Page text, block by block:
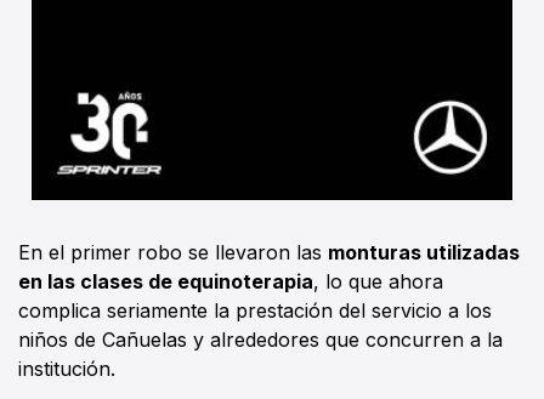
En el primer robo se llevaron las monturas utilizadas
en las clases de equinoterapia, lo que ahora
complica seriamente la prestación del servicio a los
niños de Cañuelas y alrededores que concurren a la
institución.